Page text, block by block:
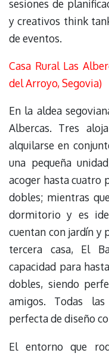
sesiones de
y creativos think
de eventos.
Casa Rural Las
del Arroyo, Segovia)
En la aldea
Albercas. Tres
alquilarse en
una pequeña
acoger hasta cuatro
dobles; mientras
dormitorio y es
cuentan con jardín y
tercera casa, El
capacidad para
dobles, siendo
amigos. Todas
perfecta de diseño
El entorno que